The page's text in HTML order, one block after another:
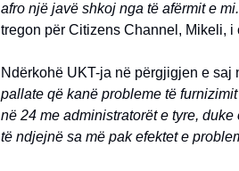
afro një javë shkoj nga të afërmit e
tregon për Citizens Channel, Mikeli,
Ndërkohë UKT-ja në përgjigjen e saj
pallate që kanë probleme të
në 24 me administratorët e tyre,
të ndjejnë sa më pak efektet e